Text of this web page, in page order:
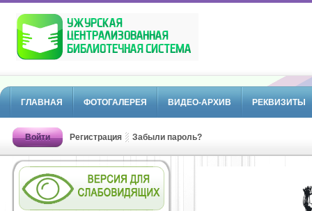
ГЛАВНАЯ ФОТОГАЛЕРЕЯ ВИДЕО-АРХИВ РЕКВИЗИТЫ
Войти Регистрация Забыли пароль?